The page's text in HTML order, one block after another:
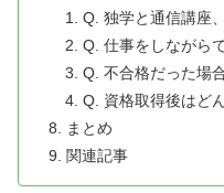
Q. 独学と通信講座
Q. 仕事をしながら
Q. 不合格だった場
Q. 資格取得後はど
まとめ
関連記事